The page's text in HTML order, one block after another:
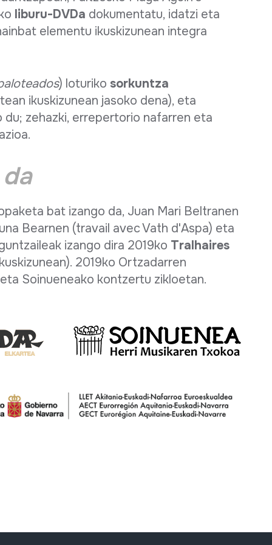
liburu-DVDa dokumentatu, idatzi eta
elementu ikuskizunean integra
) loturiko sorkuntza
ikuskizunean jasoko dena), eta
zehazki, errepertorio nafarren eta
bat izango da, Juan Mari Beltranen
Bearnen (travail avec Vath d'Aspa) eta
izango dira 2019ko Tralhaires
2019ko Ortzadarren
Soinueneako kontzertu zikloetan.